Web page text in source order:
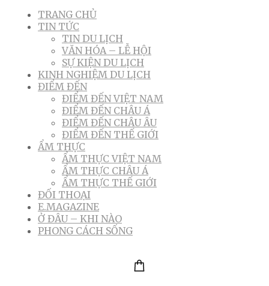
TRANG CHỦ
TIN TỨC
TIN DU LỊCH
VĂN HÓA – LỄ HỘI
SỰ KIỆN DU LỊCH
KINH NGHIỆM DU LỊCH
ĐIỂM ĐẾN
ĐIỂM ĐẾN VIỆT NAM
ĐIỂM ĐẾN CHÂU Á
ĐIỂM ĐẾN CHÂU ÂU
ĐIỂM ĐẾN THẾ GIỚI
ẨM THỰC
ẨM THỰC VIỆT NAM
ẨM THỰC CHÂU Á
ẨM THỰC THẾ GIỚI
ĐỐI THOẠI
E.MAGAZINE
Ở ĐÂU – KHI NÀO
PHONG CÁCH SỐNG